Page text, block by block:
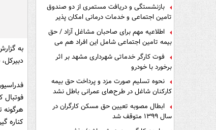
بازنشستگی و دریافت مستمری از دو صندوق
تامین اجتماعی و خدمات درمانی امکان پذیر
است ؟
اطلاعیه مهم برای صاحبان مشاغل آزاد / حق
بیمه تامین اجتماعی شامل این افراد هم می
شودفوت کارگر خدماتی شهرداری مشهد بر اثر
برخورد با خودرو
نحوه تسلیم صورت مزد و پرداخت حق بیمه
کارکنان شاغل در طرح‌های عمرانی باطل نشد
ابطال مصوبه تعیین حق مسکن کارگران در
سال ۱۳۹۹ متوقف شد
به
فوتبال
هرگونه
کناره‌